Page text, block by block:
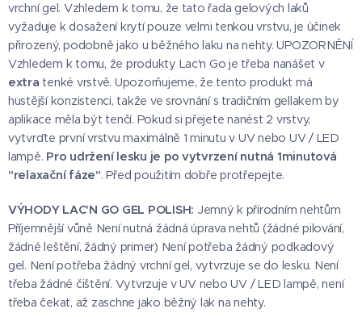
vrchní gel. Vzhledem k tomu, že tato řada gelových laků
vyžaduje k dosažení krytí pouze velmi tenkou vrstvu, je účinek
přirozený, podobně jako u běžného laku na nehty. UPOZORNĚNÍ
Vzhledem k tomu, že produkty Lac'n Go je třeba nanášet v
extra tenké vrstvě. Upozorňujeme, že tento produkt má
hustější konzistenci, takže ve srovnání s tradičním gellakem by
aplikace měla být tenčí. Pokud si přejete nanést 2 vrstvy,
vytvrďte první vrstvu maximálně 1 minutu v UV nebo UV / LED
lampě. Pro udržení lesku je po vytvrzení nutná 1minutová
"relaxační fáze". Před použitím dobře protřepejte.
VÝHODY LAC'N GO GEL POLISH: Jemný k přírodním nehtům
Příjemnější vůně Není nutná žádná úprava nehtů (žádné pilování,
žádné leštění, žádný primer) Není potřeba žádný podkadový
gel. Není potřeba žádný vrchní gel, vytvrzuje se do lesku. Není
třeba žádné čištění. Vytvrzuje v UV nebo UV / LED lampě, není
třeba čekat, až zaschne jako běžný lak na nehty.